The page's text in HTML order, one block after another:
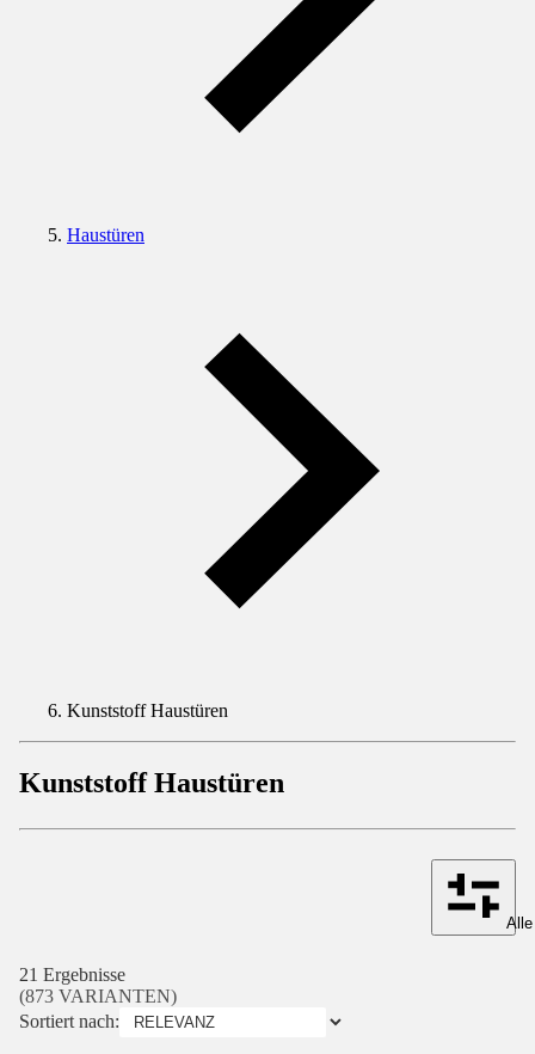
Haustüren
Kunststoff Haustüren
Kunststoff Haustüren
21 Ergebnisse
(873 VARIANTEN)
Sortiert nach: